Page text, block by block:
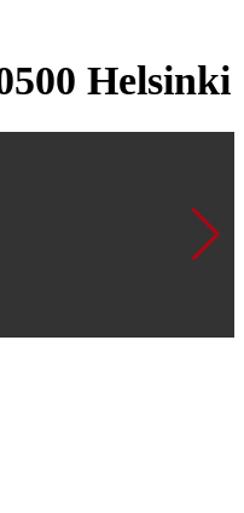
Helsinki